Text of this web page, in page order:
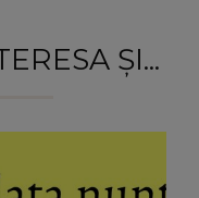
ȘI...